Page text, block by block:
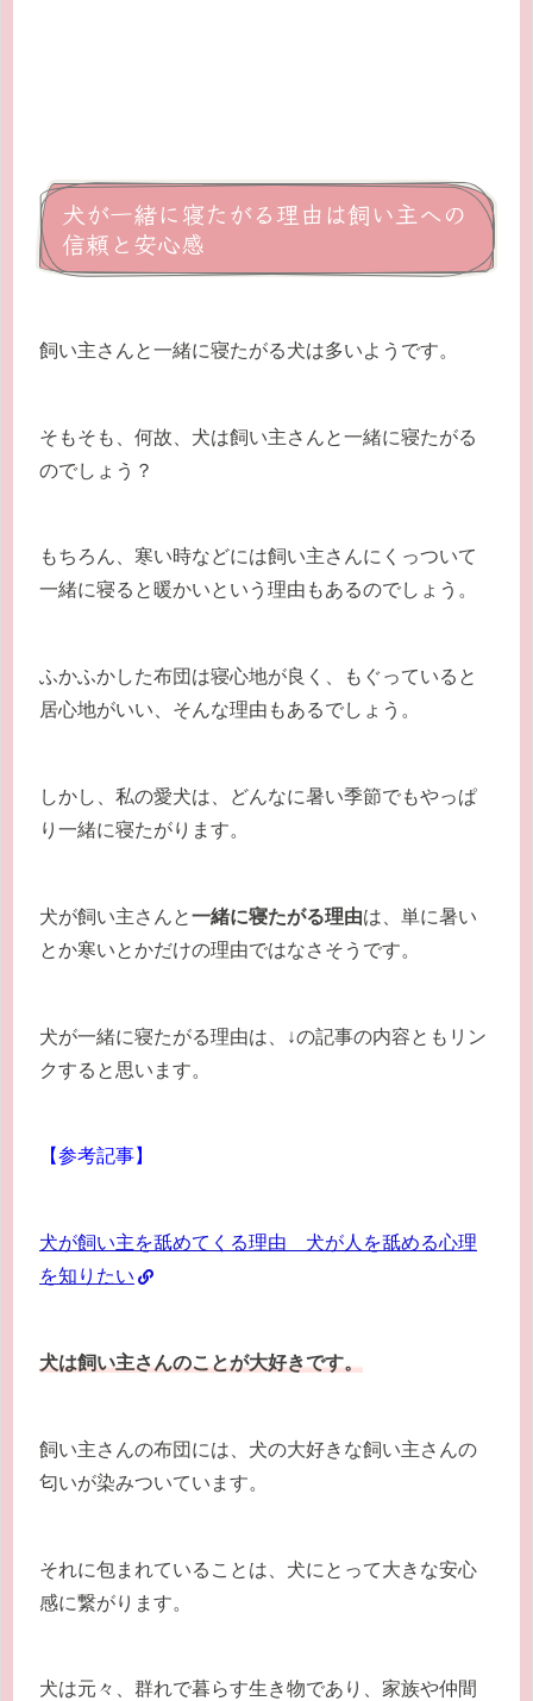
犬が一緒に寝たがる理由は飼い主への
信頼と安心感
飼い主さんと一緒に寝たがる犬は多いようです。
そもそも、何故、犬は飼い主さんと一緒に寝たがる
のでしょう？
もちろん、寒い時などには飼い主さんにくっついて
一緒に寝ると暖かいという理由もあるのでしょう。
ふかふかした布団は寝心地が良く、もぐっていると
居心地がいい、そんな理由もあるでしょう。
しかし、私の愛犬は、どんなに暑い季節でもやっぱ
り一緒に寝たがります。
犬が飼い主さんと一緒に寝たがる理由は、単に暑い
とか寒いとかだけの理由ではなさそうです。
犬が一緒に寝たがる理由は、↓の記事の内容ともリン
クすると思います。
【参考記事】
犬が飼い主を舐めてくる理由 犬が人を舐める心理
を知りたい
犬は飼い主さんのことが大好きです。
飼い主さんの布団には、犬の大好きな飼い主さんの
匂いが染みついています。
それに包まれていることは、犬にとって大きな安心
感に繋がります。
犬は元々、群れで暮らす生き物であり、家族や仲間